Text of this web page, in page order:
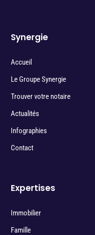
Synergie
Accueil
Le Groupe Synergie
Trouver votre notaire
Actualités
Infographies
Contact
Expertises
Immobilier
Famille